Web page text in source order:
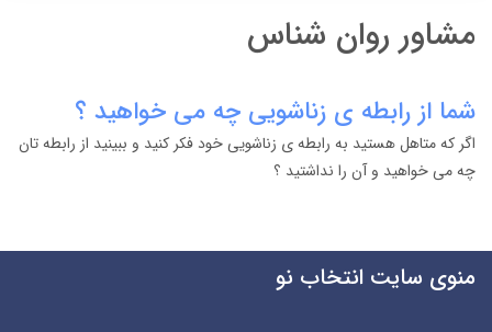
مشاور روان شناس
شما از رابطه ی زناشویی چه می خواهید ؟
اگر که متاهل هستید به رابطه ی زناشویی خود فکر کنید و ببینید از رابطه تان
چه می خواهید و آن را نداشتید ؟
منوی سایت انتخاب نو